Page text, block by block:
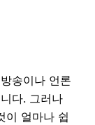
송이나 언론
다. 그러나
이 얼마나 쉽